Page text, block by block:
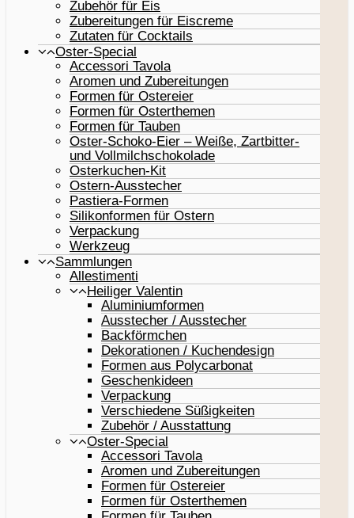
Zubehör für Eis
Zubereitungen für Eiscreme
Zutaten für Cocktails
Oster-Special
Accessori Tavola
Aromen und Zubereitungen
Formen für Ostereier
Formen für Osterthemen
Formen für Tauben
Oster-Schoko-Eier – Weiße, Zartbitter-
und Vollmilchschokolade
Osterkuchen-Kit
Ostern-Ausstecher
Pastiera-Formen
Silikonformen für Ostern
Verpackung
Werkzeug
Sammlungen
Allestimenti
Heiliger Valentin
Aluminiumformen
Ausstecher / Ausstecher
Backförmchen
Dekorationen / Kuchendesign
Formen aus Polycarbonat
Geschenkideen
Verpackung
Verschiedene Süßigkeiten
Zubehör / Ausstattung
Oster-Special
Accessori Tavola
Aromen und Zubereitungen
Formen für Ostereier
Formen für Osterthemen